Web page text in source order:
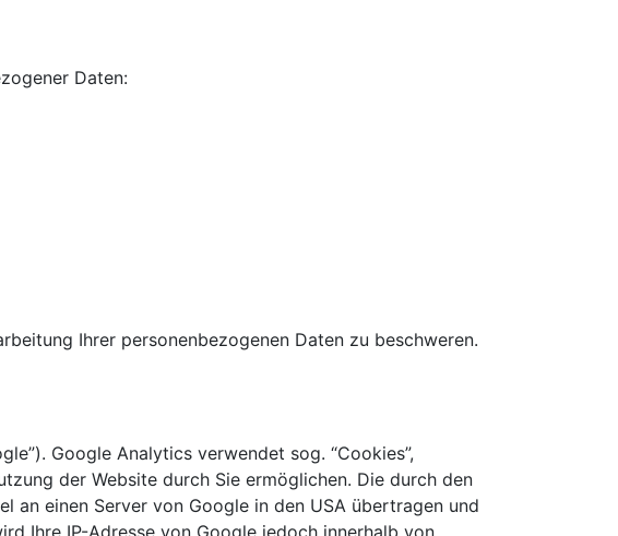
Daten:
Ihrer personenbezogenen Daten zu beschweren.
Google Analytics verwendet sog. “Cookies”,
der Website durch Sie ermöglichen. Die durch den
an einen Server von Google in den USA übertragen und
Ihre IP-Adresse von Google jedoch innerhalb von